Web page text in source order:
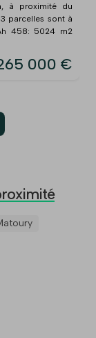
à proximité du
parcelles sont à
458: 5024 m2
000 €